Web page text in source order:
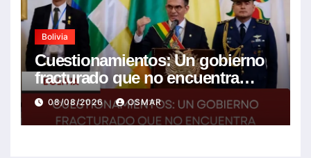
Bolivia
Cuestionamientos: Un gobierno
fracturado que no encuentra
soluciones a la crisis
08/08/2026 OSMAR